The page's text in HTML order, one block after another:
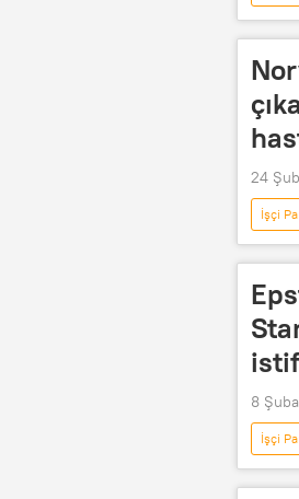
24
İşçi
8
İşçi